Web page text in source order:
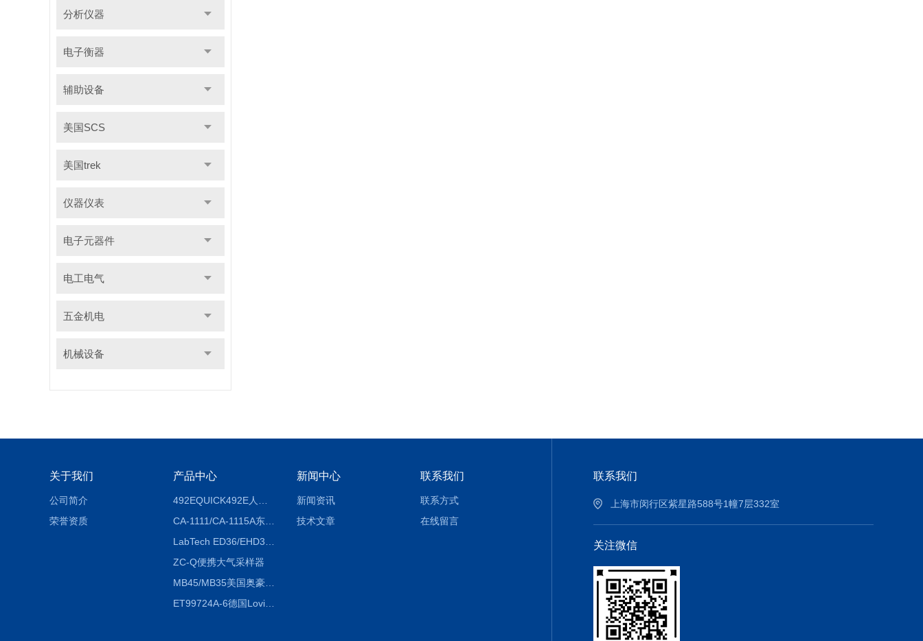
分析仪器
电子衡器
辅助设备
美国SCS
美国trek
仪器仪表
电子元器件
电工电气
五金机电
机械设备
关于我们
公司简介
荣誉资质
产品中心
CA-1111/CA-1115A东京理化EYELA CA-1111/CA-1115A冷却水循环装置
ZC-Q便携大气采样器
MB45/MB35美国奥豪斯OHAUS MB45/MB35卤素红外水分测定仪
ET99724A-6德国Lovibond ET99724A-6微电脑BOD测定仪
新闻中心
新闻资讯
技术文章
联系我们
联系方式
在线留言
联系我们
上海市闵行区紫星路588号1幢7层332室
关注微信